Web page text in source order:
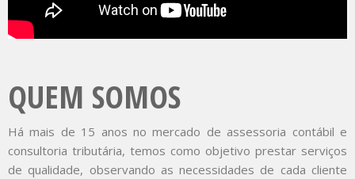
QUEM SOMOS
Há mais de 15 anos no mercado de assessoria contábil e
consultoria tributária, temos como objetivo prestar serviços
de qualidade, observando as necessidades de cada cliente